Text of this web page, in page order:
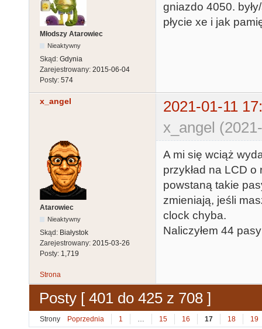
Młodszy Atarowiec
Nieaktywny
Skąd: Gdynia
Zarejestrowany: 2015-06-04
Posty: 574
gniazdo 4050.
płycie xe i jak
x_angel
2021-01-11
x_angel
Atarowiec
Nieaktywny
Skąd: Białystok
Zarejestrowany: 2015-03-26
Posty: 1,719
A mi się wciąż
przykład na LCD
powstaną takie
zmieniają, jeśli
clock chyba.
Naliczyłem 44
Strona
Posty [ 401 do 425 z 708 ]
Strony Poprzednia 1 … 15 16 17 18 19